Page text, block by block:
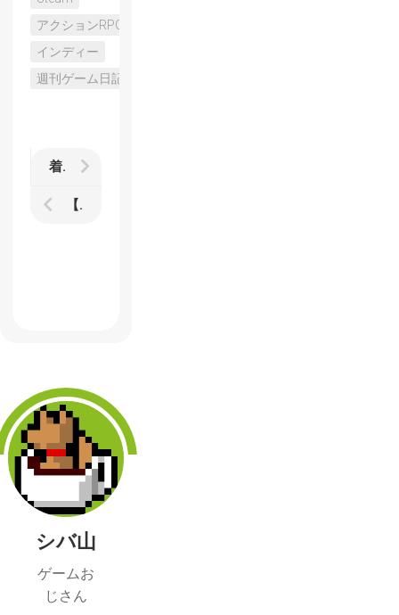
アクションRPG
インディー
週刊ゲーム日記
着地点から考える『鉄血のオルフェンズ』という物語
【デレステ】で久々に3Dモードでアイドルたちのダンスを堪能している週刊ゲーム日記
シバ山
ゲームお
じさん